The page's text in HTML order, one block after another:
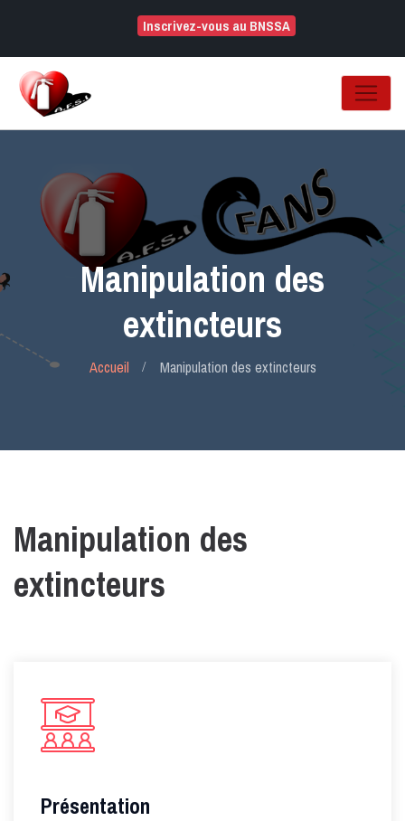
Inscrivez-vous au BNSSA
Manipulation des
extincteurs
Accueil Manipulation des extincteurs
Manipulation des
extincteurs
Présentation